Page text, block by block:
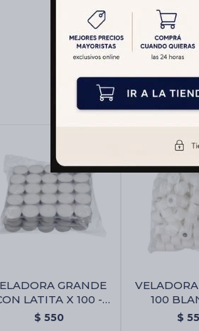
GRANDE
LATITA X 100 -
Grande Con
$ 550
100
Veladora
$